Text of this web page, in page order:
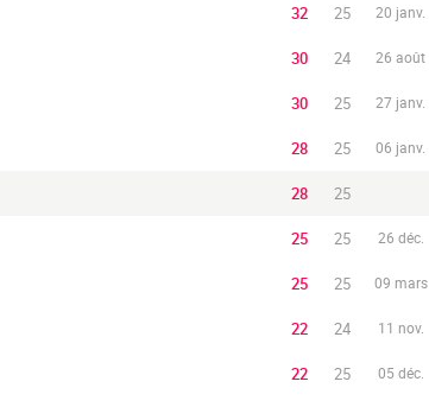
32 25 20 janv.
30 24 26 août
30 25 27 janv.
28 25 06 janv.
28 25
25 25 26 déc.
25 25 09 mars
22 24 11 nov.
22 25 05 déc.